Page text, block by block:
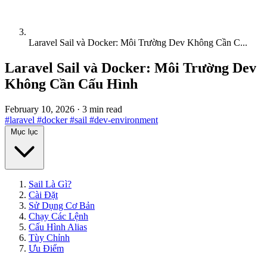
Laravel Sail và Docker: Môi Trường Dev Không Cần C...
Laravel Sail và Docker: Môi Trường Dev
Không Cần Cấu Hình
February 10, 2026 · 3 min read
#laravel #docker#sail #dev-environment
Mục lục
Sail Là Gì?
Cài Đặt
Sử Dụng Cơ Bản
Chạy Các Lệnh
Cấu Hình Alias
Tùy Chỉnh
Ưu Điểm